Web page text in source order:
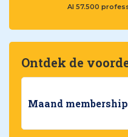
Al 57.500
Ontdek de
Maand membership